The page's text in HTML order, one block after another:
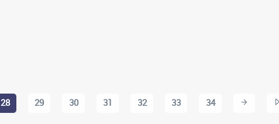
28 29 30 31 32 33 34